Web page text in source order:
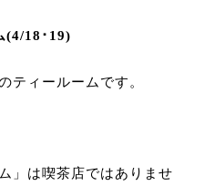
(4/18･19)
ティールームです。
」は喫茶店ではありませ